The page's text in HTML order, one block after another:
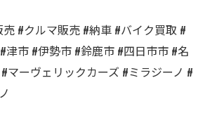
#クルマ販売 #納車 #バイク買取 #
津市 #伊勢市 #鈴鹿市 #四日市市 #名
#マーヴェリックカーズ #ミラジーノ #